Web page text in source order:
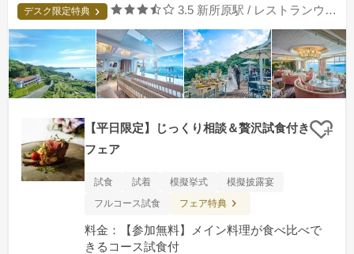
デスク限定特典 口コミ評価
3.5 新所原駅 / レストランウエディング
【平日限定】じっくり相談＆贅沢試食付き
フェア
クリ
試食 試着 模擬挙式
模擬披露宴
フルコース試食
フェア特典
料金：【参加無料】メイン料理が食べ比べで
きるコース試食付